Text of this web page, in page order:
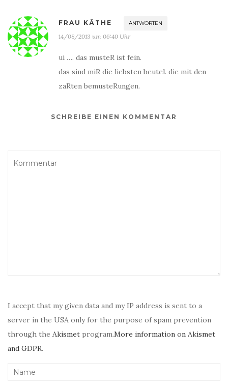
FRAU KÄTHE ANTWORTEN
14/08/2013 um 06:40 Uhr
ui …. das musteR ist fein.
das sind miR die liebsten beutel. die mit den
zaRten bemusteRungen.
SCHREIBE EINEN KOMMENTAR
I accept that my given data and my IP address is sent to a
server in the USA only for the purpose of spam prevention
through the Akismet program.More information on Akismet
and GDPR.